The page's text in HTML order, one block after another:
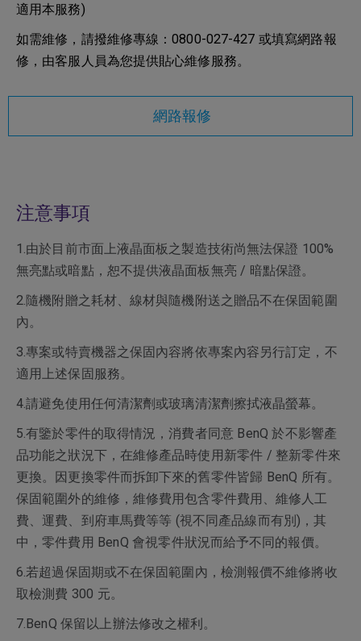
適用本服務)
如需維修，請撥維修專線：0800-027-427 或填寫網路報
修，由客服人員為您提供貼心維修服務。
網路報修
注意事項
1.由於目前市面上液晶面板之製造技術尚無法保證 100%
無亮點或暗點，恕不提供液晶面板無亮 / 暗點保證。
2.隨機附贈之耗材、線材與隨機附送之贈品不在保固範圍
內。
3.專案或特賣機器之保固內容將依專案內容另行訂定，不
適用上述保固服務。
4.請避免使用任何清潔劑或玻璃清潔劑擦拭液晶螢幕。
5.有鑒於零件的取得情況，消費者同意 BenQ 於不影響產
品功能之狀況下，在維修產品時使用新零件 / 整新零件來
更換。因更換零件而拆卸下來的舊零件皆歸 BenQ 所有。
保固範圍外的維修，維修費用包含零件費用、維修人工
費、運費、到府車馬費等等 (視不同產品線而有別)，其
中，零件費用 BenQ 會視零件狀況而給予不同的報價。
6.若超過保固期或不在保固範圍內，檢測報價不維修將收
取檢測費 300 元。
7.BenQ 保留以上辦法修改之權利。